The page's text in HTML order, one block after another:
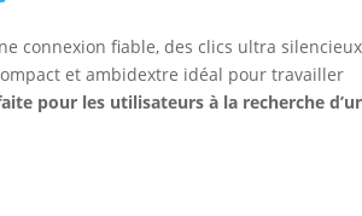
connexion fiable, des clics ultra
et ambidextre idéal pour travailler
pour les utilisateurs à la recherche